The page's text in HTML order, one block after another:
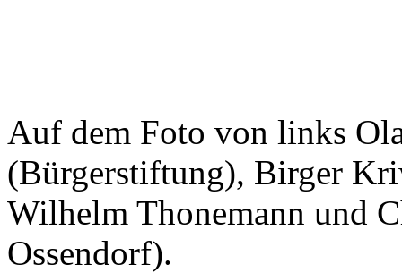
Auf dem Foto von links
(Bürgerstiftung), Birger
Wilhelm Thonemann und
Ossendorf).